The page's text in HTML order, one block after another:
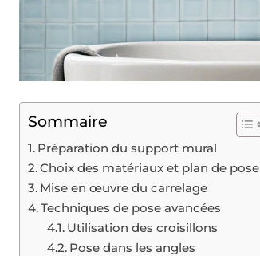
Sommaire
Préparation du support mural
Choix des matériaux et plan de pose
Mise en œuvre du carrelage
Techniques de pose avancées
Utilisation des croisillons
Pose dans les angles